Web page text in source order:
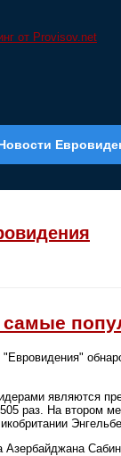
являются
раз. На втором
Азербайджана